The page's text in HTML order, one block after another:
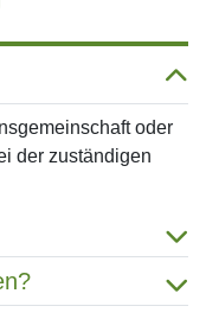
oder
der zuständigen